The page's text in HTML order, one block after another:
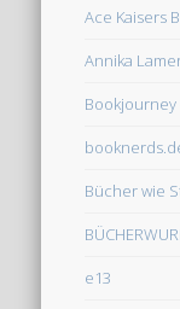
Ace Kaisers
Annika
Bücher wie
e13